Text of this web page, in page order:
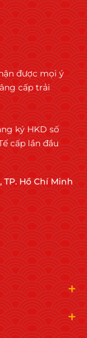
được mọi ý
cấp trải
ký HKD số
cấp lần đầu
Hồ Chí Minh